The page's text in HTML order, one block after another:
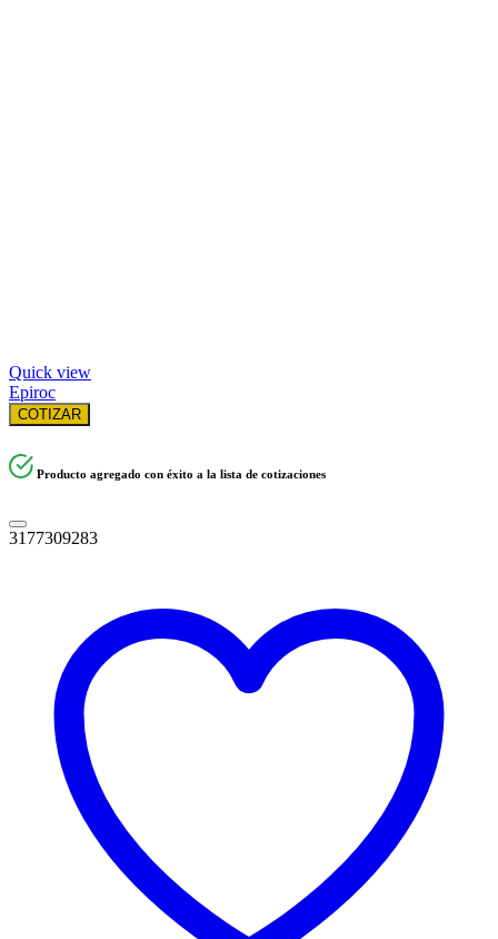
Quick view
Epiroc
COTIZAR
Producto agregado con éxito a la lista de cotizaciones
3177309283